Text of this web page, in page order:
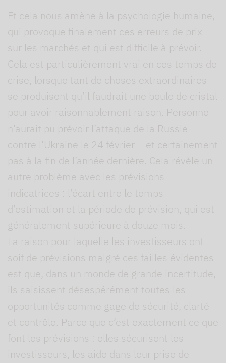
Et cela nous amène à la psychologie humaine,
qui provoque finalement ces erreurs de prix
sur les marchés et qui est difficile à prévoir.
Cela est particulièrement vrai en ces temps de
crise, lorsque tant de choses extraordinaires
se produisent qu’il faudrait une boule de cristal
pour avoir raisonnablement raison. Personne
n’aurait pu prévoir l’attaque de la Russie
contre l’Ukraine le 24 février – et certainement
pas à la fin de l’année dernière. Cela révèle un
autre problème avec les prévisions
indicatrices : l’écart entre le temps
d’estimation et la période de prévision, qui est
généralement supérieure à douze mois.
La raison pour laquelle les investisseurs ont
soif de prévisions malgré ces failles évidentes
est que, dans un monde de grande incertitude,
ils saisissent désespérément toutes les
opportunités comme gage de sécurité, clarté
et contrôle. Parce que c’est exactement ce que
font les prévisions : elles sécurisent les
investisseurs, les aide dans leur prise de